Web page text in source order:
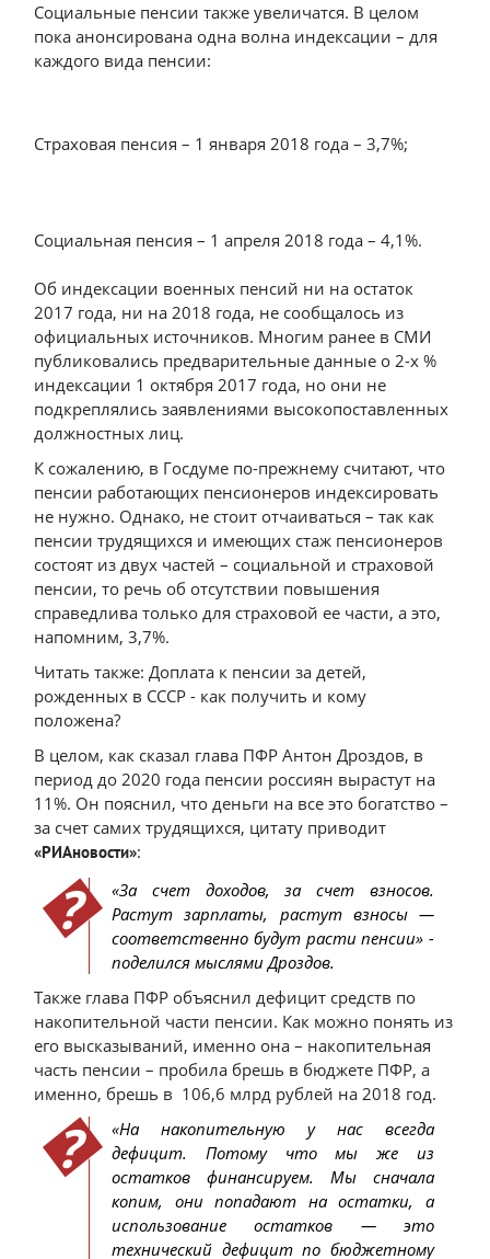
Социальные пенсии также увеличатся. В целом
пока анонсирована одна волна индексации – для
каждого вида пенсии:
Страховая пенсия – 1 января 2018 года – 3,7%;
Социальная пенсия – 1 апреля 2018 года – 4,1%.
Об индексации военных пенсий ни на остаток
2017 года, ни на 2018 года, не сообщалось из
официальных источников. Многим ранее в СМИ
публиковались предварительные данные о 2-х %
индексации 1 октября 2017 года, но они не
подкреплялись заявлениями высокопоставленных
должностных лиц.
К сожалению, в Госдуме по-прежнему считают, что
пенсии работающих пенсионеров индексировать
не нужно. Однако, не стоит отчаиваться – так как
пенсии трудящихся и имеющих стаж пенсионеров
состоят из двух частей – социальной и страховой
пенсии, то речь об отсутствии повышения
справедлива только для страховой ее части, а это,
напомним, 3,7%.
Читать также: Доплата к пенсии за детей,
рожденных в СССР - как получить и кому
положена?
В целом, как сказал глава ПФР Антон Дроздов, в
период до 2020 года пенсии россиян вырастут на
11%. Он пояснил, что деньги на все это богатство –
за счет самих трудящихся, цитату приводит
«РИАновости»:
«За счет доходов, за счет взносов.
Растут зарплаты, растут взносы —
соответственно будут расти пенсии» -
поделился мыслями Дроздов.
Также глава ПФР объяснил дефицит средств по
накопительной части пенсии. Как можно понять из
его высказываний, именно она – накопительная
часть пенсии – пробила брешь в бюджете ПФР, а
именно, брешь в 106,6 млрд рублей на 2018 год.
«На накопительную у нас всегда
дефицит. Потому что мы же из
остатков финансируем. Мы сначала
копим, они попадают на остатки, а
использование остатков — это
технический дефицит по бюджетному